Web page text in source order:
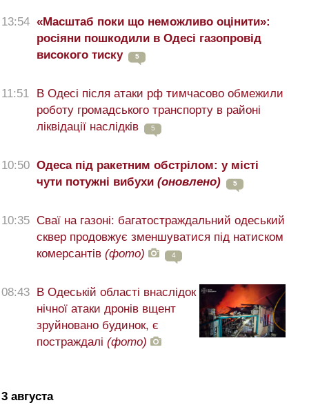
13:54 «Масштаб поки що неможливо оцінити»:
росіяни пошкодили в Одесі газопровід
високого тиску
5
11:51
В Одесі після атаки рф тимчасово обмежили
роботу громадського транспорту в районі
ліквідації наслідків
5
10:50 Одеса під ракетним обстрілом: у місті
чути потужні вибухи (оновлено) 5
10:35 Сваї на газоні: багатостраждальний одеський
сквер продовжує зменшуватися під натиском
комерсантів (фото) 4
08:43 В Одеській області внаслідок
нічної атаки дронів вщент
зруйновано будинок, є
постраждалі (фото)
3 августа